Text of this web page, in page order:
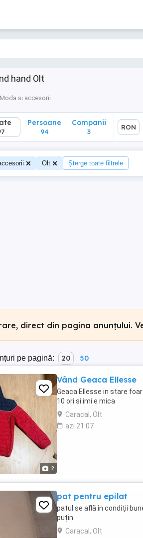
hand Olt
Moda si accesorii
Persoane
94
Companii
3
RON
Olt Șterge toate filtrele
direct din pagina anunțului.
pe pagină: 20 50
2
Vând Geaca Ellesse
Geaca Ellesse in stare
10 ori si imi e mica
Caracal, Olt
azi 21:07
pat pentru epilat
patul se află în condiții
puțin
Caracal, Olt